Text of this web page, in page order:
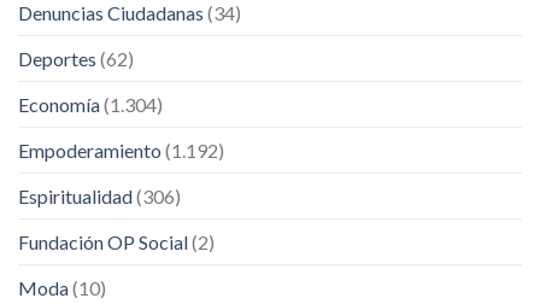
Denuncias Ciudadanas (34)
Deportes (62)
Economía(1.304)
Empoderamiento (1.192)
Espiritualidad(306)
Fundación OP Social(2)
Moda(10)